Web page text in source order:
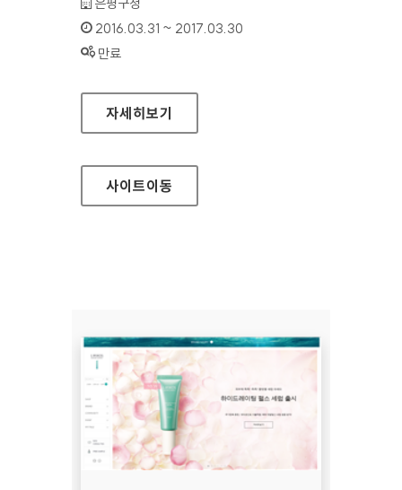
인증기간 :
2016.03.31 ~ 2017.03.30
상태 :
만료
은평구청 홈페이지
자세히보기
사이트이동